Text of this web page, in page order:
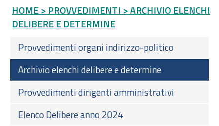
HOME > PROVVEDIMENTI > ARCHIVIO ELENCHI
DELIBERE E DETERMINE
Provvedimenti organi indirizzo-politico
Archivio elenchi delibere e determine
Provvedimenti dirigenti amministrativi
Elenco Delibere anno 2024